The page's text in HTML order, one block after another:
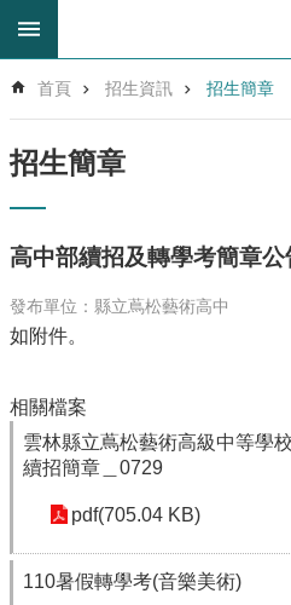
跳到主要內容區塊
階
搜
首
頁
網
站
導
覽
林
縣
教
育
登
首頁 招生資訊 招生簡章
招生簡章
高中部續招及轉學考簡章公
發布單位：縣立蔦松藝術高中
如附件。
相關檔案
雲林縣立蔦松藝術高級中等學
續招簡章＿0729
pdf(705.04 KB)
110暑假轉學考(音樂美術)